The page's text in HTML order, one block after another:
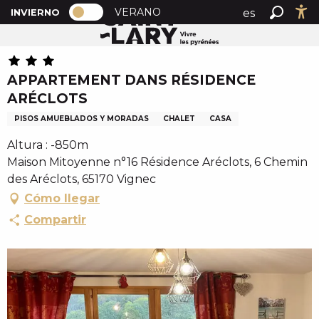
A
l
e
r
a
u
o
n
t
e
n
p
r
i
n
PAGE D’ACCUEIL ACTUELLE HIVER : PASSER EN
INVIERNO PAGE D’ACCUEIL ACTUELLE HIVER :
VERANO
es
Buscar
Inicio APPARTEMENT DANS RÉSIDENCE ARÉCLOTS
APPARTEMENT DANS RÉSIDENCE
ARÉCLOTS
PISOS AMUEBLADOS Y MORADAS CHALET CASA
Altura : -850m
Maison Mitoyenne n°16 Résidence Aréclots, 6 Chemin
des Aréclots, 65170 Vignec
Cómo llegar
Compartir